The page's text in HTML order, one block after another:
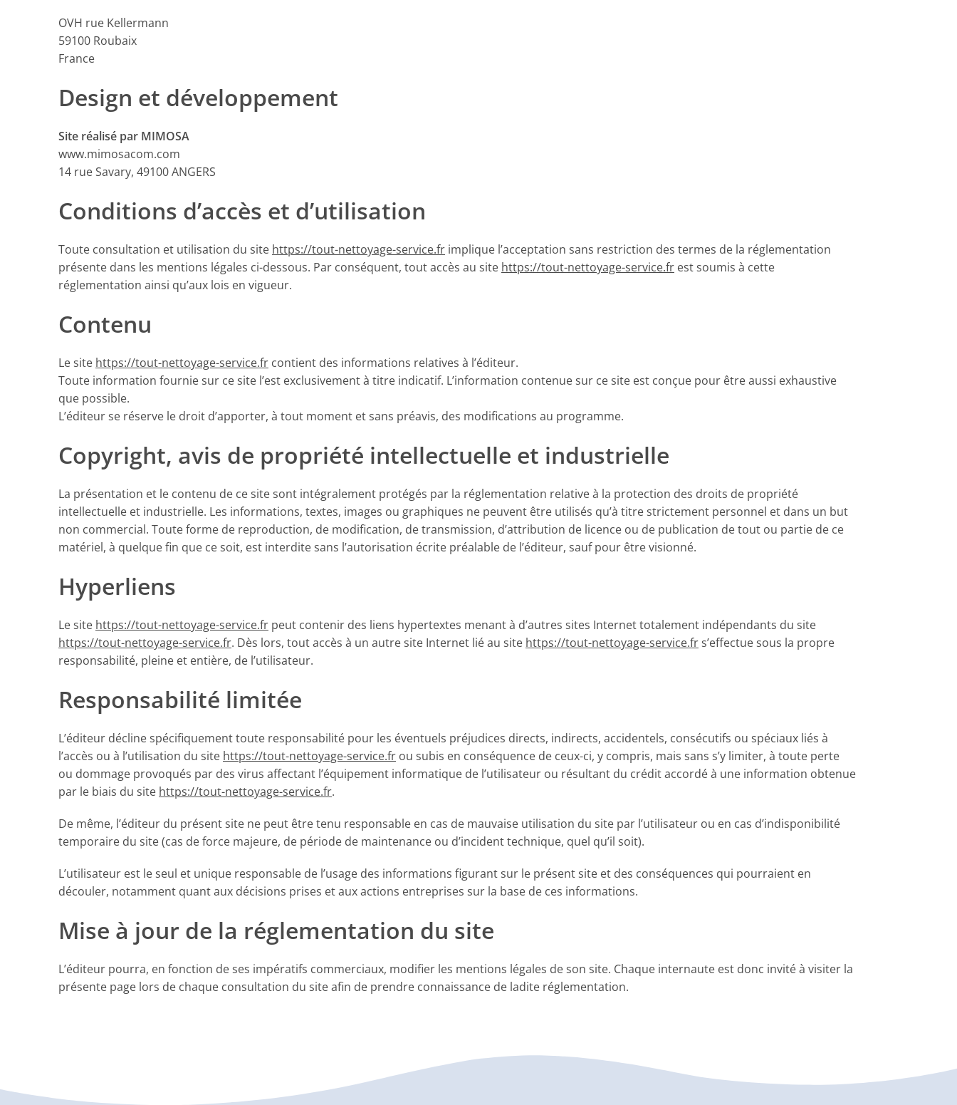
OVH rue Kellermann
59100 Roubaix
France
Design et développement
Site réalisé par MIMOSA
www.mimosacom.com
14 rue Savary, 49100 ANGERS
Conditions d’accès et d’utilisation
Toute consultation et utilisation du site https://tout-nettoyage-service.fr implique l’acceptation sans restriction des termes de la réglementation
présente dans les mentions légales ci-dessous. Par conséquent, tout accès au site https://tout-nettoyage-service.fr est soumis à cette
réglementation ainsi qu’aux lois en vigueur.
Contenu
Le site https://tout-nettoyage-service.fr contient des informations relatives à l’éditeur.
Toute information fournie sur ce site l’est exclusivement à titre indicatif. L’information contenue sur ce site est conçue pour être aussi exhaustive
que possible.
L’éditeur se réserve le droit d’apporter, à tout moment et sans préavis, des modifications au programme.
Copyright, avis de propriété intellectuelle et industrielle
La présentation et le contenu de ce site sont intégralement protégés par la réglementation relative à la protection des droits de propriété
intellectuelle et industrielle. Les informations, textes, images ou graphiques ne peuvent être utilisés qu’à titre strictement personnel et dans un but
non commercial. Toute forme de reproduction, de modification, de transmission, d’attribution de licence ou de publication de tout ou partie de ce
matériel, à quelque fin que ce soit, est interdite sans l’autorisation écrite préalable de l’éditeur, sauf pour être visionné.
Hyperliens
Le site https://tout-nettoyage-service.fr peut contenir des liens hypertextes menant à d’autres sites Internet totalement indépendants du site
https://tout-nettoyage-service.fr. Dès lors, tout accès à un autre site Internet lié au site https://tout-nettoyage-service.frs’effectue sous la propre
responsabilité, pleine et entière, de l’utilisateur.
Responsabilité limitée
L’éditeur décline spécifiquement toute responsabilité pour les éventuels préjudices directs, indirects, accidentels, consécutifs ou spéciaux liés à
l’accès ou à l’utilisation du site https://tout-nettoyage-service.fr ou subis en conséquence de ceux-ci, y compris, mais sans s’y limiter, à toute perte
ou dommage provoqués par des virus affectant l’équipement informatique de l’utilisateur ou résultant du crédit accordé à une information obtenue
par le biais du site https://tout-nettoyage-service.fr.
De même, l’éditeur du présent site ne peut être tenu responsable en cas de mauvaise utilisation du site par l’utilisateur ou en cas d’indisponibilité
temporaire du site (cas de force majeure, de période de maintenance ou d’incident technique, quel qu’il soit).
L’utilisateur est le seul et unique responsable de l’usage des informations figurant sur le présent site et des conséquences qui pourraient en
découler, notamment quant aux décisions prises et aux actions entreprises sur la base de ces informations.
Mise à jour de la réglementation du site
L’éditeur pourra, en fonction de ses impératifs commerciaux, modifier les mentions légales de son site. Chaque internaute est donc invité à visiter la
présente page lors de chaque consultation du site afin de prendre connaissance de ladite réglementation.